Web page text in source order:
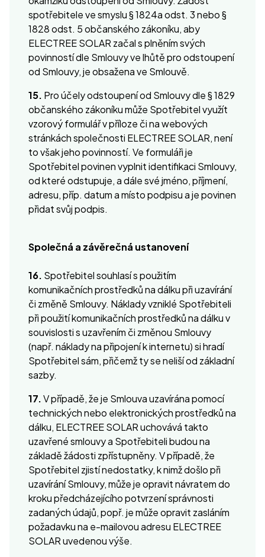
spotřebitele ve smyslu § 1824a odst. 3 nebo §
1828 odst. 5 občanského zákoníku, aby
ELECTREE SOLAR začal s plněním svých
povinností dle Smlouvy ve lhůtě pro odstoupení
od Smlouvy, je obsažena ve Smlouvě.
15. Pro účely odstoupení od Smlouvy dle § 1829
občanského zákoníku může Spotřebitel využít
vzorový formulář v příloze či na webových
stránkách společnosti ELECTREE SOLAR, není
to však jeho povinností. Ve formuláři je
Spotřebitel povinen vyplnit identifikaci Smlouvy,
od které odstupuje, a dále své jméno, příjmení,
adresu, příp. datum a místo podpisu a je povinen
přidat svůj podpis.
Společná a závěrečná ustanovení
16. Spotřebitel souhlasí s použitím
komunikačních prostředků na dálku při uzavírání
či změně Smlouvy. Náklady vzniklé Spotřebiteli
při použití komunikačních prostředků na dálku v
souvislosti s uzavřením či změnou Smlouvy
(např. náklady na připojení k internetu) si hradí
Spotřebitel sám, přičemž ty se neliší od základní
sazby.
17.V případě, že je Smlouva uzavírána pomocí
technických nebo elektronických prostředků na
dálku, ELECTREE SOLAR uchovává takto
uzavřené smlouvy a Spotřebiteli budou na
základě žádosti zpřístupněny. V případě, že
Spotřebitel zjistí nedostatky, k nimž došlo při
uzavírání Smlouvy, může je opravit návratem do
kroku předcházejícího potvrzení správnosti
zadaných údajů, popř. je může opravit zasláním
požadavku na e-mailovou adresu ELECTREE
SOLAR uvedenou výše.